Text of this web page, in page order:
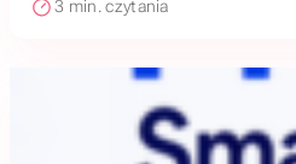
3 min. czytania